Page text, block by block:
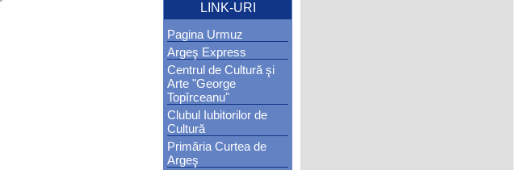
LINK-URI
Pagina Urmuz
Argeş Express
Centrul de Cultură şi
Arte "George
Topîrceanu"
Clubul Iubitorilor de
Cultură
Primăria Curtea de
Argeş